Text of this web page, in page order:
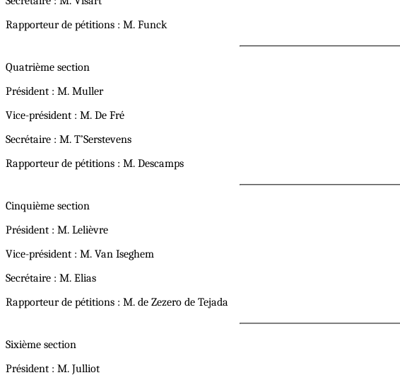
Rapporteur de pétitions : M. Funck
Quatrième section
Président : M. Muller
Vice-président : M. De Fré
Secrétaire : M. T’Serstevens
Rapporteur de pétitions : M. Descamps
Cinquième section
Président : M. Lelièvre
Vice-président : M. Van Iseghem
Secrétaire : M. Elias
Rapporteur de pétitions : M. de Zezero de Tejada
Sixième section
Président : M. Julliot